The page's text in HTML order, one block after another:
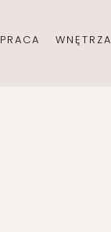
PRACA WNĘTRZA